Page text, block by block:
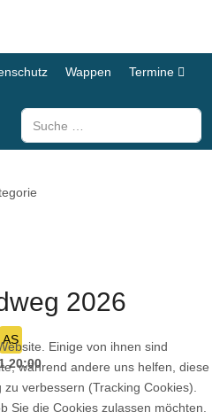
Wappen
Termine
Suchen
2026
AS
20:00
Einige von ihnen sind
während andere uns helfen, diese
verbessern (Tracking Cookies).
Sie die Cookies zulassen möchten.